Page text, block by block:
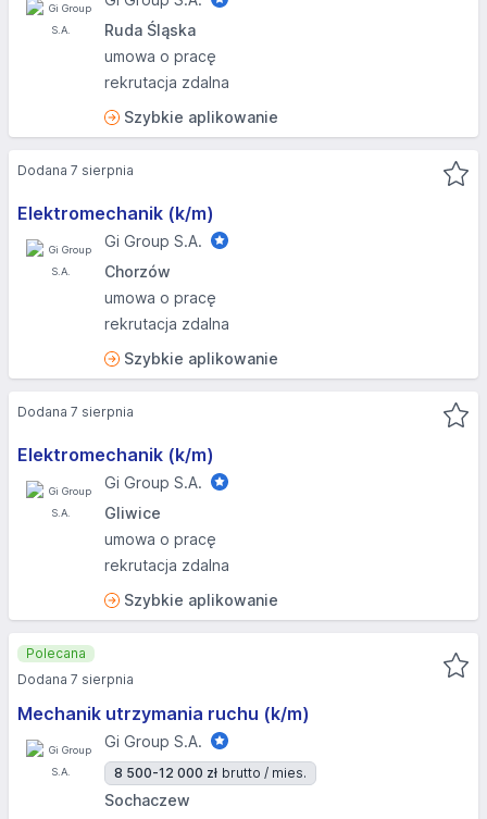
Ruda Śląska
umowa o pracę
rekrutacja zdalna
Szybkie aplikowanie
Elektromechanik (k/m)
Gi Group S.A.
Chorzów
umowa o pracę
rekrutacja zdalna
Szybkie aplikowanie
Dodana 7 sierpnia
Elektromechanik (k/m)
Gi Group S.A.
Gliwice
umowa o pracę
rekrutacja zdalna
Szybkie aplikowanie
Dodana 7 sierpnia
Mechanik utrzymania ruchu (k/m)
Gi Group S.A.
8 500-12 000 zł brutto / mies.
Sochaczew
Polecana
Dodana 7 sierpnia